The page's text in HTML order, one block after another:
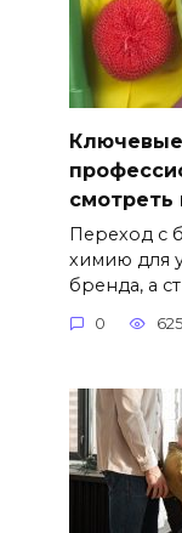
Ключевые
смотреть
Переход с
химию для
бренда, а
0 625